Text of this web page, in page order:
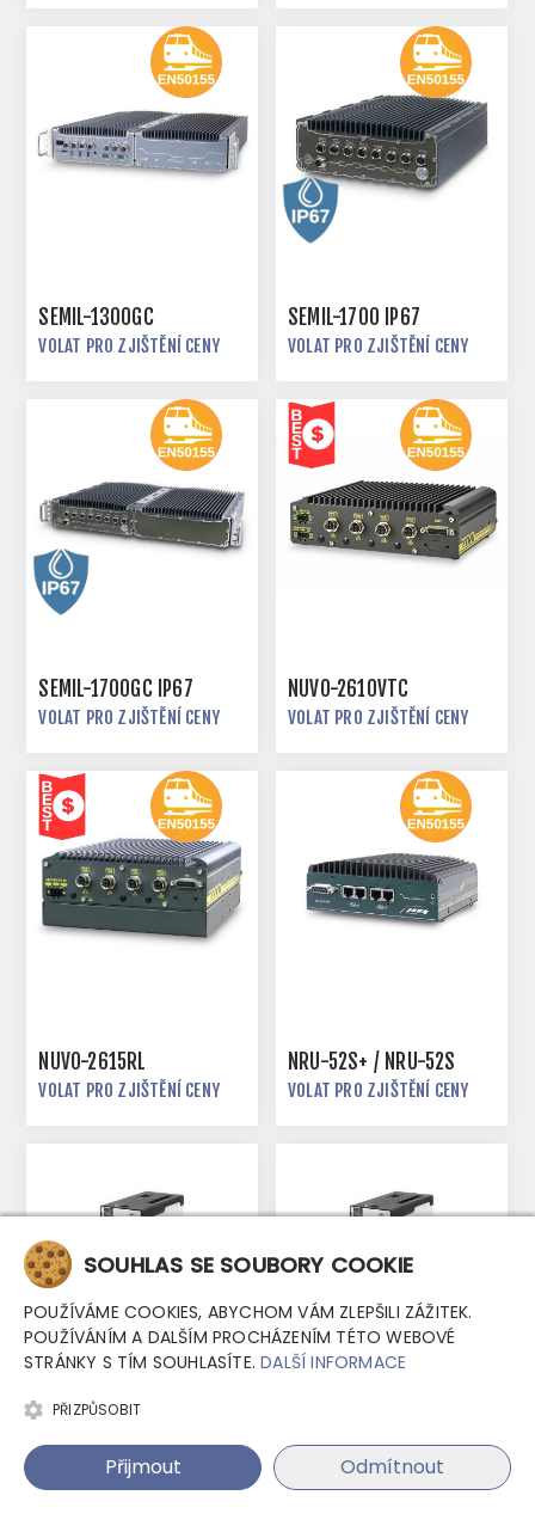
SEMIL-1300GC
VOLAT PRO ZJIŠTĚNÍ CENY
SEMIL-1700 IP67
VOLAT PRO ZJIŠTĚNÍ CENY
SEMIL-1700GC IP67
VOLAT PRO ZJIŠTĚNÍ CENY
NUVO-2610VTC
VOLAT PRO ZJIŠTĚNÍ CENY
NUVO-2615RL
VOLAT PRO ZJIŠTĚNÍ CENY
NRU-52S+ / NRU-52S
VOLAT PRO ZJIŠTĚNÍ CENY
VOLAT PRO ZJIŠTĚNÍ CENY VOLAT PRO ZJIŠTĚNÍ CENY
SOUHLAS SE SOUBORY COOKIE
POUŽÍVÁME COOKIES, ABYCHOM VÁM ZLEPŠILI ZÁŽITEK.
POUŽÍVÁNÍM A DALŠÍM PROCHÁZENÍM TÉTO WEBOVÉ
STRÁNKY S TÍM SOUHLASÍTE.DALŠÍ INFORMACE
PŘIZPŮSOBIT
Přijmout Odmítnout